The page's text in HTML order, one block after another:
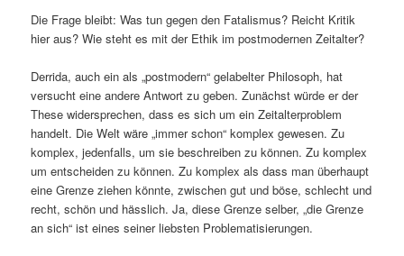
Die Frage bleibt: Was tun gegen den Fatalismus? Reicht Kritik
hier aus? Wie steht es mit der Ethik im postmodernen Zeitalter?
Derrida, auch ein als „postmodern“ gelabelter Philosoph, hat
versucht eine andere Antwort zu geben. Zunächst würde er der
These widersprechen, dass es sich um ein Zeitalterproblem
handelt. Die Welt wäre „immer schon“ komplex gewesen. Zu
komplex, jedenfalls, um sie beschreiben zu können. Zu komplex
um entscheiden zu können. Zu komplex als dass man überhaupt
eine Grenze ziehen könnte, zwischen gut und böse, schlecht und
recht, schön und hässlich. Ja, diese Grenze selber, „die Grenze
an sich“ ist eines seiner liebsten Problematisierungen.